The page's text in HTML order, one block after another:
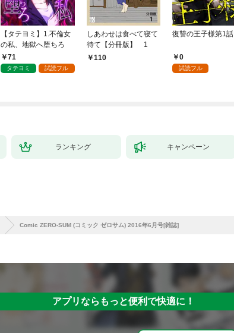
【タテヨミ】1.不倫女
の私、地獄へ堕ちろ
71
タテヨミ 試読フル
しあわせは食べて寝て
待て【分冊版】 1
110
復讐の王子様第1話
0
試読フル
ランキング キャンペーン
Comic ZERO-SUM (コミック ゼロサム) 2016年6月号[雑誌]
アプリならもっと便利で快適に！